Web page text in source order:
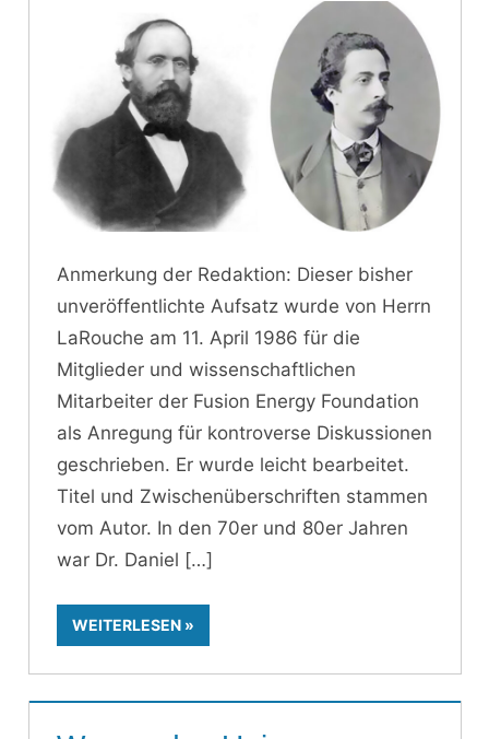
Anmerkung der Redaktion: Dieser bisher
unveröffentlichte Aufsatz wurde von Herrn
LaRouche am 11. April 1986 für die
Mitglieder und wissenschaftlichen
Mitarbeiter der Fusion Energy Foundation
als Anregung für kontroverse Diskussionen
geschrieben. Er wurde leicht bearbeitet.
Titel und Zwischenüberschriften stammen
vom Autor. In den 70er und 80er Jahren
war Dr. Daniel
WEITERLESEN